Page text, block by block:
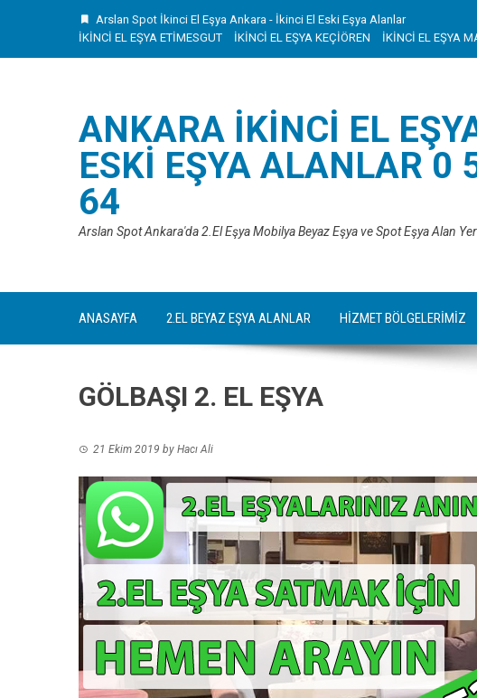
Arslan Spot İkinci El Eşya Ankara - İkinci El Eski Eşya Alanlar
İKİNCİ EL EŞYA ETİMESGUT
İKİNCİ EL EŞYA KEÇİÖREN İKİNCİ EL EŞYA
ANKARA İKINCI EL
ESKI EŞYA ALANLAR 0
64
Arslan Spot Ankara'da 2.El Eşya Mobilya Beyaz Eşya ve Spot Eşya Alan Yer
ANASAYFA 2.EL BEYAZ EŞYA ALANLAR HİZMET BÖLGELERİMİZ
GÖLBAŞI 2. EL EŞYA
21 Ekim 2019 by Hacı Ali